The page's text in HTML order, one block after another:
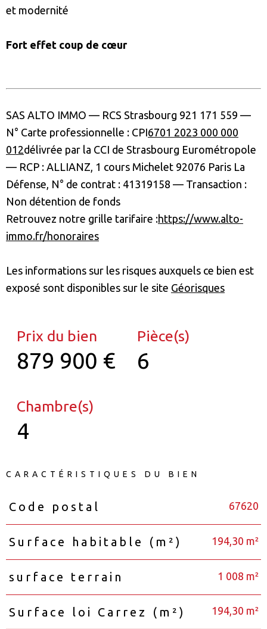
et modernité
Fort effet coup de cœur
SAS ALTO IMMO — RCS Strasbourg 921 171 559 —
N° Carte professionnelle : CPI6701 2023 000 000
012délivrée par la CCI de Strasbourg Eurométropole
— RCP : ALLIANZ, 1 cours Michelet 92076 Paris La
Défense, N° de contrat : 41319158 — Transaction :
Non détention de fonds
Retrouvez notre grille tarifaire :https://www.alto-
immo.fr/honoraires
Les informations sur les risques auxquels ce bien est
exposé sont disponibles sur le site Géorisques
Prix du bien
879 900 €
Pièce(s)
6
Chambre(s)
4
CARACTÉRISTIQUES DU BIEN
Caractéristiques Valeurs
Code postal 67620
Surface habitable (m²) 194,30 m²
surface terrain 1 008 m²
Surface loi Carrez (m²) 194,30 m²